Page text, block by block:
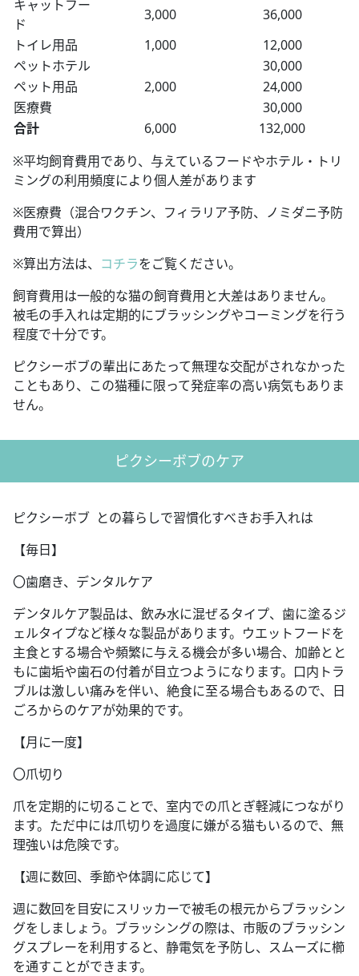
キャットフー
ド
3,000
36,000
トイレ用品
1,000
12,000
ペットホテル
30,000
ペット用品
2,000
24,000
医療費
30,000
合計
6,000
132,000
※平均飼育費用であり、与えているフードやホテル・トリ
ミングの利用頻度により個人差があります
※医療費（混合ワクチン、フィラリア予防、ノミダニ予防
費用で算出）
※算出方法は、 コチラをご覧ください。
飼育費用は一般的な猫の飼育費用と大差はありません。
被毛の手入れは定期的にブラッシングやコーミングを行う
程度で十分です。
ピクシーボブの輩出にあたって無理な交配がされなかった
こともあり、この猫種に限って発症率の高い病気もありま
せん。
ピクシーボブのケア
ピクシーボブ との暮らしで習慣化すべきお手入れは
【毎日】
〇歯磨き、デンタルケア
デンタルケア製品は、飲み水に混ぜるタイプ、歯に塗るジ
ェルタイプなど様々な製品があります。ウエットフードを
主食とする場合や頻繁に与える機会が多い場合、加齢とと
もに歯垢や歯石の付着が目立つようになります。口内トラ
ブルは激しい痛みを伴い、絶食に至る場合もあるので、日
ごろからのケアが効果的です。
【月に一度】
〇爪切り
爪を定期的に切ることで、室内での爪とぎ軽減につながり
ます。ただ中には爪切りを過度に嫌がる猫もいるので、無
理強いは危険です。
【週に数回、季節や体調に応じて】
週に数回を目安にスリッカーで被毛の根元からブラッシン
グをしましょう。ブラッシングの際は、市販のブラッシン
グスプレーを利用すると、静電気を予防し、スムーズに櫛
を通すことができます。